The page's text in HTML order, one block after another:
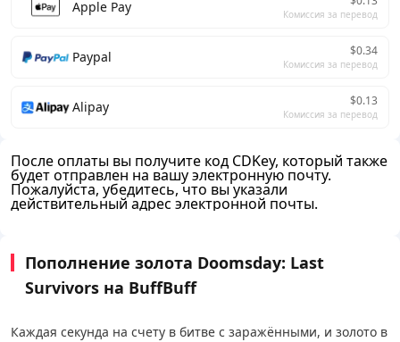
Apple Pay Комиссия за перевод
Paypal $0.34
Комиссия за перевод
Alipay $0.13
Комиссия за перевод
После оплаты вы получите код CDKey, который также
будет отправлен на вашу электронную почту.
Пожалуйста, убедитесь, что вы указали
действительный адрес электронной почты.
Пополнение золота Doomsday: Last
Survivors на BuffBuff
Каждая секунда на счету в битве с заражёнными, и золото в